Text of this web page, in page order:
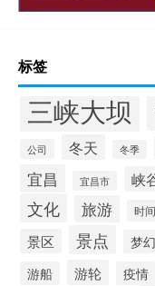
标签
三峡大坝
公司 冬天 冬季
宜昌 宜昌市 峡
文化 旅游 时间
景区
景点 梦
游船 游轮 疫情